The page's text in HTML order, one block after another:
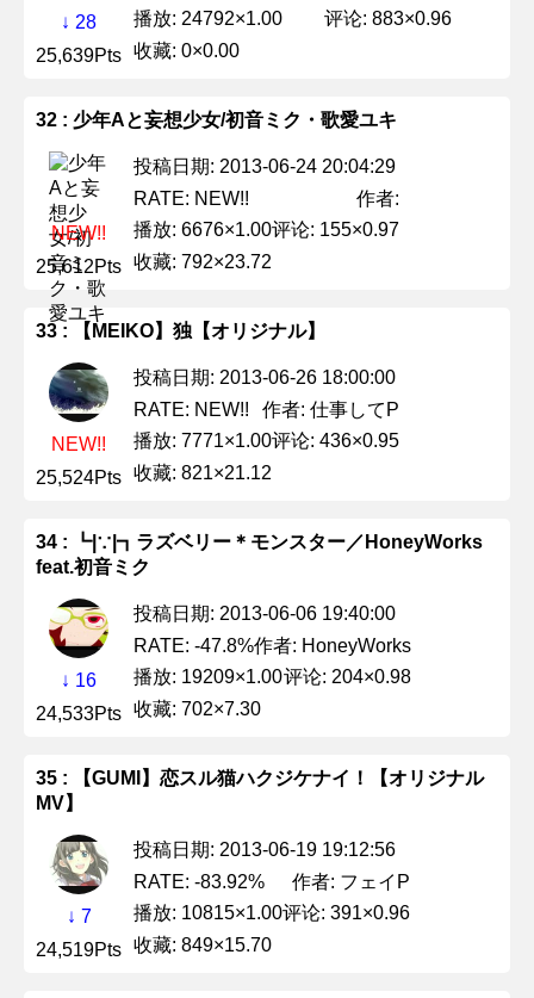
↓ 28
25,639Pts
播放: 24792×1.00
评论: 883×0.96
收藏: 0×0.00
32 : 少年Aと妄想少女/初音ミク・歌愛ユキ
NEW!!
25,612Pts
投稿日期: 2013-06-24 20:04:29
RATE: NEW!!
作者:
播放: 6676×1.00评论: 155×0.97
收藏: 792×23.72
33 : 【MEIKO】独【オリジナル】
NEW!!
25,524Pts
投稿日期: 2013-06-26 18:00:00
RATE: NEW!!
作者: 仕事してP
播放: 7771×1.00评论: 436×0.95
收藏: 821×21.12
34 : ┗|∵|┓ラズベリー＊モンスター／HoneyWorks
feat.初音ミク
↓ 16
24,533Pts
投稿日期: 2013-06-06 19:40:00
RATE: -47.8%作者: HoneyWorks
播放: 19209×1.00评论: 204×0.98
收藏: 702×7.30
35 : 【GUMI】恋スル猫ハクジケナイ！【オリジナル
MV】
↓ 7
24,519Pts
投稿日期: 2013-06-19 19:12:56
RATE: -83.92%
作者: フェイP
播放: 10815×1.00评论: 391×0.96
收藏: 849×15.70